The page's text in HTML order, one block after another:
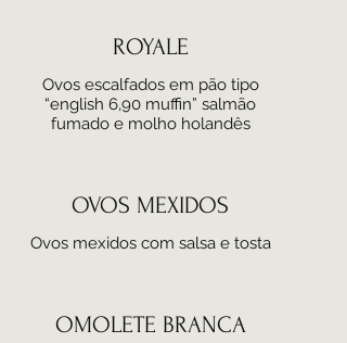
ROYALE
Ovos escalfados em pão tipo
“english 6,90 muffin” salmão
fumado e molho holandês
OVOS MEXIDOS
Ovos mexidos com salsa e tosta
OMOLETE BRANCA